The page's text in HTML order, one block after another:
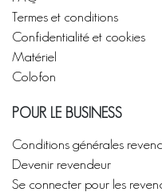
Termes et conditions
Confidentialité et cookies
Matériel
Colofon
POUR LE BUSINESS
Conditions générales
Devenir revendeur
Se connecter pour les